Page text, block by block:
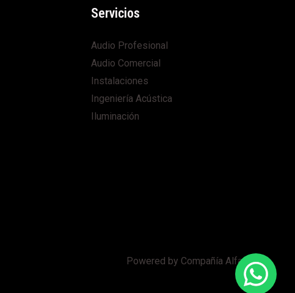
Servicios
Audio Profesional
Audio Comercial
Instalaciones
Ingeniería Acústica
Iluminación
Powered by Compañía Alfaro